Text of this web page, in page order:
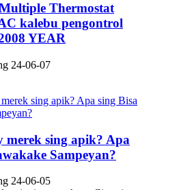
Thermostat
kalebu pengontrol
YEAR
24-06-07
merek sing apik? Apa
Sampeyan?
24-06-05